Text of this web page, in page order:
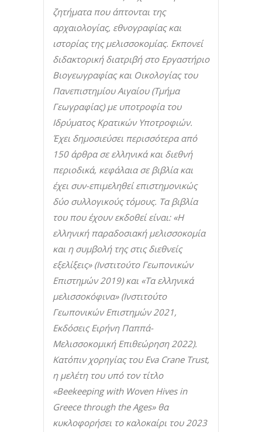
ζητήματα που άπτονται της
αρχαιολογίας, εθνογραφίας και
ιστορίας της μελισσοκομίας. Εκπονεί
διδακτορική διατριβή στο Εργαστήριο
Βιογεωγραφίας και Οικολογίας του
Πανεπιστημίου Αιγαίου (Τμήμα
Γεωγραφίας) με υποτροφία του
Ιδρύματος Κρατικών Υποτροφιών.
Έχει δημοσιεύσει περισσότερα από
150 άρθρα σε ελληνικά και διεθνή
περιοδικά, κεφάλαια σε βιβλία και
έχει συν-επιμεληθεί επιστημονικώς
δύο συλλογικούς τόμους. Τα βιβλία
του που έχουν εκδοθεί είναι: «Η
ελληνική παραδοσιακή μελισσοκομία
και η συμβολή της στις διεθνείς
εξελίξεις» (Ινστιτούτο Γεωπονικών
Επιστημών 2019) και «Τα ελληνικά
μελισσοκόφινα» (Ινστιτούτο
Γεωπονικών Επιστημών 2021,
Εκδόσεις Ειρήνη Παππά-
Μελισσοκομική Επιθεώρηση 2022).
Κατόπιν χορηγίας του Eva Crane Trust,
η μελέτη του υπό τον τίτλο
«Beekeeping with Woven Hives in
Greece through the Ages» θα
κυκλοφορήσει το καλοκαίρι του 2023